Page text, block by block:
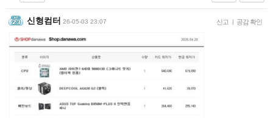
신형컴터 26-05-03 23:07 신고 | 공감 확인